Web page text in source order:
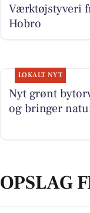
Værktøjstyveri
Hobro
LOKALT NYT
Nyt grønt
og bringer
OPSLAG